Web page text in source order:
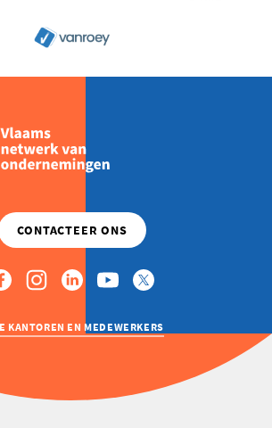
KANTOREN EN MEDEWERKERS